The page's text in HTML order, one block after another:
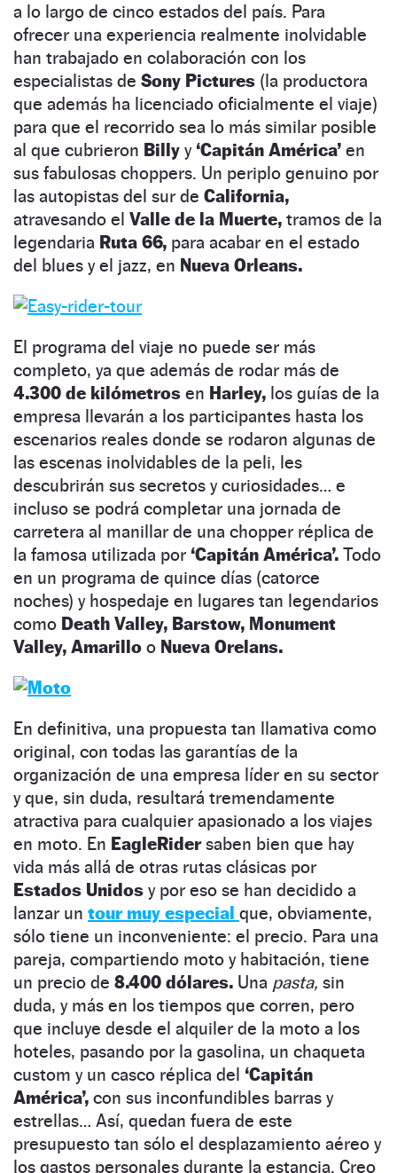
a lo largo de cinco estados del país. Para
ofrecer una experiencia realmente inolvidable
han trabajado en colaboración con los
especialistas de Sony Pictures (la productora
que además ha licenciado oficialmente el viaje)
para que el recorrido sea lo más similar posible
al que cubrieron Billy y ‘Capitán América’ en
sus fabulosas choppers. Un periplo genuino por
las autopistas del sur de California,
atravesando el Valle de la Muerte, tramos de la
legendaria Ruta 66, para acabar en el estado
del blues y el jazz, en Nueva Orleans.
El programa del viaje no puede ser más
completo, ya que además de rodar más de
4.300 de kilómetros en Harley, los guías de la
empresa llevarán a los participantes hasta los
escenarios reales donde se rodaron algunas de
las escenas inolvidables de la peli, les
descubrirán sus secretos y curiosidades… e
incluso se podrá completar una jornada de
carretera al manillar de una chopper réplica de
la famosa utilizada por ‘Capitán América’. Todo
en un programa de quince días (catorce
noches) y hospedaje en lugares tan legendarios
como Death Valley, Barstow, Monument
Valley, Amarillo o Nueva Orelans.
En definitiva, una propuesta tan llamativa como
original, con todas las garantías de la
organización de una empresa líder en su sector
y que, sin duda, resultará tremendamente
atractiva para cualquier apasionado a los viajes
en moto. En EagleRidersaben bien que hay
vida más allá de otras rutas clásicas por
Estados Unidos y por eso se han decidido a
lanzar un tour muy especial que, obviamente,
sólo tiene un inconveniente: el precio. Para una
pareja, compartiendo moto y habitación, tiene
un precio de 8.400 dólares. Una pasta, sin
duda, y más en los tiempos que corren, pero
que incluye desde el alquiler de la moto a los
hoteles, pasando por la gasolina, un chaqueta
custom y un casco réplica del ‘Capitán
América’, con sus inconfundibles barras y
estrellas… Así, quedan fuera de este
presupuesto tan sólo el desplazamiento aéreo y
los gastos personales durante la estancia. Creo